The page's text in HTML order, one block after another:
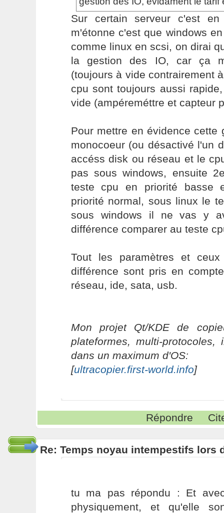
Sur certain serveur c'est
m'étonne c'est que windows
comme linux en scsi, on dirai
la gestion des IO, car ça
(toujours à vide contrairement
cpu sont toujours aussi
vide (ampéreméttre et capteur
Pour mettre en évidence cette
monocoeur (ou désactivé l'un
accéss disk ou réseau et le
pas sous windows, ensuite
teste cpu en priorité basse
priorité normal, sous linux le
sous windows il ne vas y
différence comparer au teste
Tout les paramètres et
différence sont pris en
réseau, ide, sata, usb.
Mon projet Qt/KDE de
plateformes, multi-protocoles,
dans un maximum d'OS:
[ultracopier.first-world.info]
Répondre
Re: Temps noyau intempestifs lors
tu ma pas répondu : Et
physiquement, et qu'elle